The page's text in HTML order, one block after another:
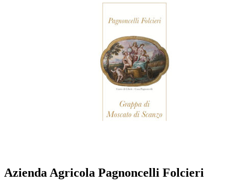
Azienda Agricola Pagnoncelli Folcieri